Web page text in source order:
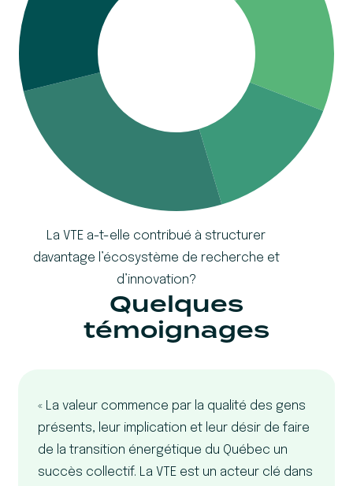
La VTE a-t-elle contribué à structurer
davantage l’écosystème de recherche et
d’innovation?
Quelques
témoignages
« La valeur commence par la qualité des gens
présents, leur implication et leur désir de faire
de la transition énergétique du Québec un
succès collectif. La VTE est un acteur clé dans